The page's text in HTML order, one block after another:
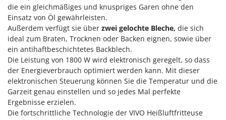
Luftkühler
M
Mähroboter
Maisentkörnungsmaschinen
Manuelle Heckenscheren
Mehrzweck-Sauggeräte
Minibacköfen
F
FAC
Fama Industrie
Famag
Famur
FARMER
FBC
Ferrari Group
die ein gleichmäßiges und knuspriges Garen ohne den
Einsatz von Öl gewährleisten.
Außerdem verfügt sie über zwei gelochte Bleche, die sich
ideal zum Braten, Trocknen oder Backen eignen, sowie über
ein antihaftbeschichtetes Backblech.
Die Leistung von 1800 W wird elektronisch geregelt, so dass
der Energieverbrauch optimiert werden kann. Mit dieser
elektronischen Steuerung können Sie die Temperatur und die
Garzeit genau einstellen und so jedes Mal perfekte
Ergebnisse erzielen.
Die fortschrittliche Technologie der VIVO Heißluftfritteuse